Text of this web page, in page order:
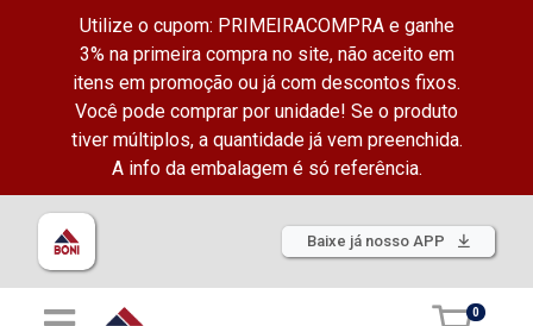
Utilize o cupom: PRIMEIRACOMPRA e ganhe
3% na primeira compra no site, não aceito em
itens em promoção ou já com descontos fixos.
Você pode comprar por unidade! Se o produto
tiver múltiplos, a quantidade já vem preenchida.
A info da embalagem é só referência.
Baixe já nosso APP
0